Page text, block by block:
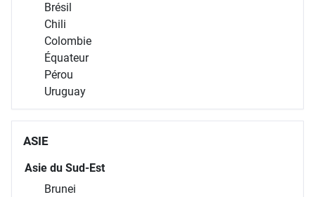
Brésil
Chili
Colombie
Équateur
Pérou
Uruguay
ASIE
Asie du Sud-Est
Brunei